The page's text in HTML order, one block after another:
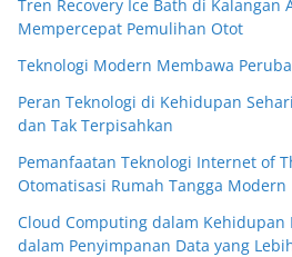
Tren Recovery Ice Bath di Kalangan
Mempercepat Pemulihan Otot
Teknologi Modern Membawa
Peran Teknologi di Kehidupan
dan Tak Terpisahkan
Pemanfaatan Teknologi Internet of
Otomatisasi Rumah Tangga Modern
Cloud Computing dalam Kehidupan
dalam Penyimpanan Data yang